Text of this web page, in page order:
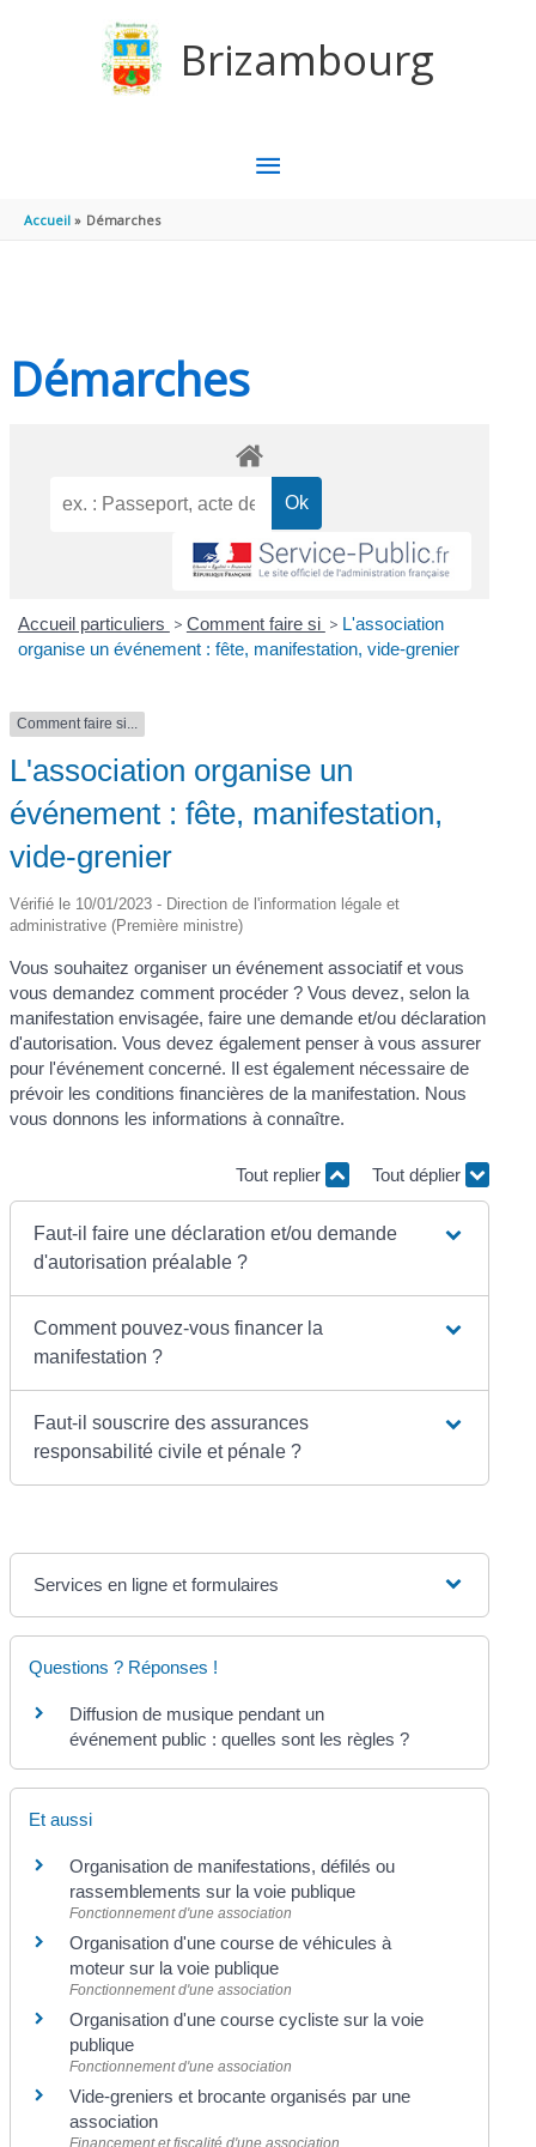
Brizambourg
MENU
Accueil Démarches
Démarches
Accueil particuliers > Comment faire si > L'association
organise un événement : fête, manifestation, vide-grenier
Comment faire si...
L'association organise un
événement : fête, manifestation,
vide-grenier
Vérifié le 10/01/2023 - Direction de l'information légale et
administrative (Première ministre)
Vous souhaitez organiser un événement associatif et vous
vous demandez comment procéder ? Vous devez, selon la
manifestation envisagée, faire une demande et/ou déclaration
d'autorisation. Vous devez également penser à vous assurer
pour l'événement concerné. Il est également nécessaire de
prévoir les conditions financières de la manifestation. Nous
vous donnons les informations à connaître.
Tout replier Tout déplier
Faut-il faire une déclaration et/ou demande
d'autorisation préalable ?
Comment pouvez-vous financer la
manifestation ?
Faut-il souscrire des assurances
responsabilité civile et pénale ?
Services en ligne et formulaires
Questions ? Réponses !
Diffusion de musique pendant un
événement public : quelles sont les règles ?
Et aussi
Organisation de manifestations, défilés ou
rassemblements sur la voie publique
Fonctionnement d'une association
Organisation d'une course de véhicules à
moteur sur la voie publique
Fonctionnement d'une association
Organisation d'une course cycliste sur la voie
publique
Fonctionnement d'une association
Vide-greniers et brocante organisés par une
association
Financement et fiscalité d'une association